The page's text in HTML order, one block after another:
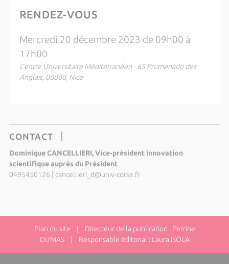
RENDEZ-VOUS
Mercredi 20 décembre 2023 de 09h00 à
17h00
Centre Universitaire Méditerranéen - 65 Promenade des
Anglais, 06000, Nice
CONTACT
Dominique CANCELLIERI, Vice-président innovation
scientifique auprès du Président
0495450126
cancellieri_d@univ-corse.fr
Plan du site | Directeur de la publication : Perrine
DUMAS | Responsable éditorial : Laura ISOLA